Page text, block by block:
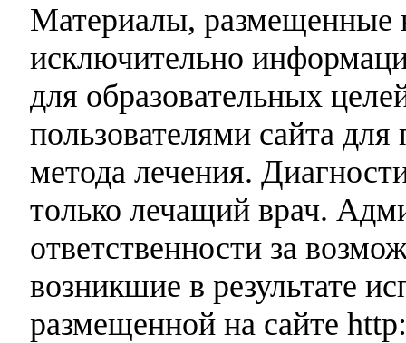
Материалы, размещенные
исключительно
для образовательных
пользователями сайта
метода лечения.
только лечащий врач.
ответственности за
возникшие в результате
размещенной на сайте